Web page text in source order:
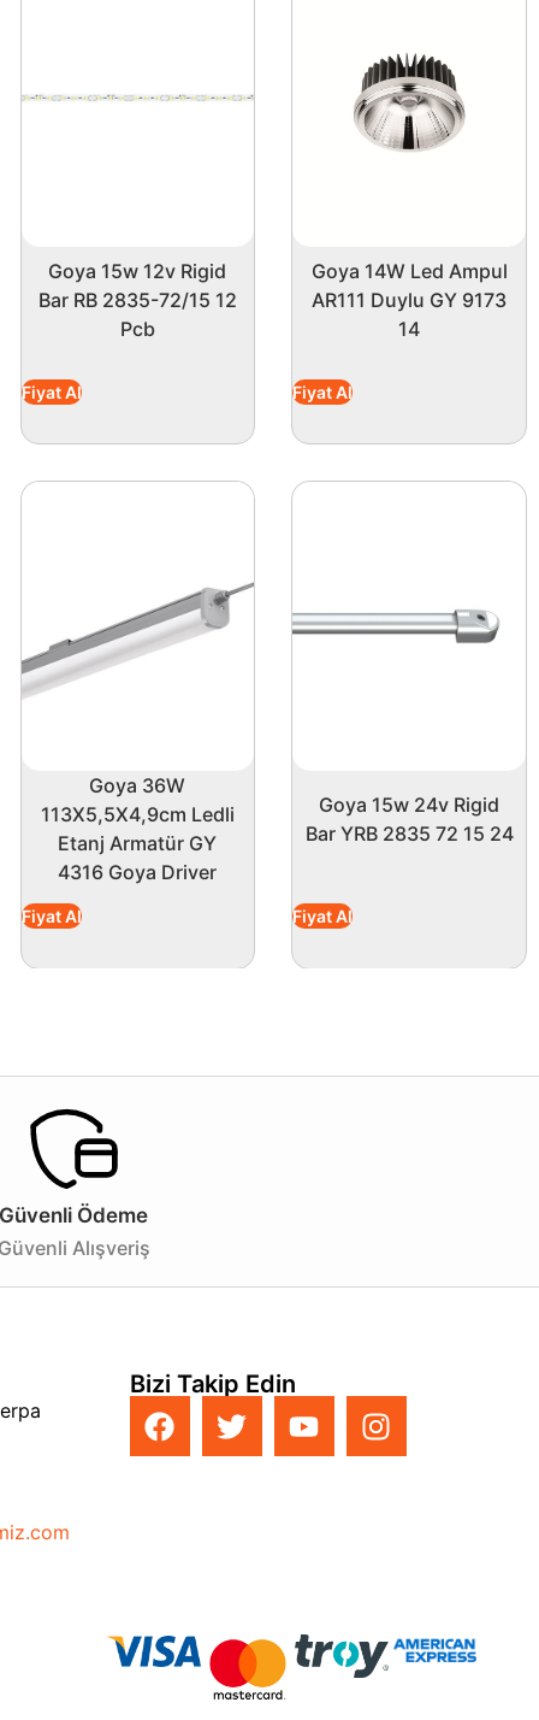
Goya 15w 12v Rigid
Bar RB 2835-72/15 12
Pcb
Fiyat Al
Goya 14W Led Ampul
AR111 Duylu GY 9173
14
Fiyat Al
Goya 36W
113X5,5X4,9cm Ledli
Etanj Armatür GY
4316 Goya Driver
Fiyat Al
Goya 15w 24v Rigid
Bar YRB 2835 72 15 24
Fiyat Al
Güvenli Ödeme
Güvenli Alışveriş
Bizi Takip Edin